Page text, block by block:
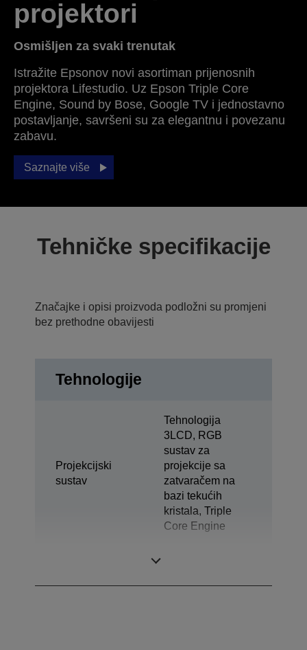
projektori
Osmišljen za svaki trenutak
Istražite Epsonov novi asortiman prijenosnih
projektora Lifestudio. Uz Epson Triple Core
Engine, Sound by Bose, Google TV i jednostavno
postavljanje, savršeni su za elegantnu i povezanu
zabavu.
Saznajte više
Tehničke specifikacije
Značajke i opisi proizvoda podložni su promjeni
bez prethodne obavijesti
Tehnologije
Projekcijski
sustav
Tehnologija
3LCD, RGB
sustav za
projekcije sa
zatvaračem na
bazi tekućih
kristala, Triple
Core Engine